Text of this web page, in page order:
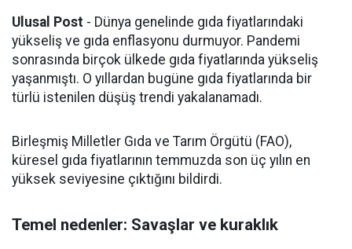
Ulusal Post - Dünya genelinde gıda fiyatlarındaki
yükseliş ve gıda enflasyonu durmuyor. Pandemi
sonrasında birçok ülkede gıda fiyatlarında yükseliş
yaşanmıştı. O yıllardan bugüne gıda fiyatlarında bir
türlü istenilen düşüş trendi yakalanamadı.
Birleşmiş Milletler Gıda ve Tarım Örgütü (FAO),
küresel gıda fiyatlarının temmuzda son üç yılın en
yüksek seviyesine çıktığını bildirdi.
Temel nedenler: Savaşlar ve kuraklık